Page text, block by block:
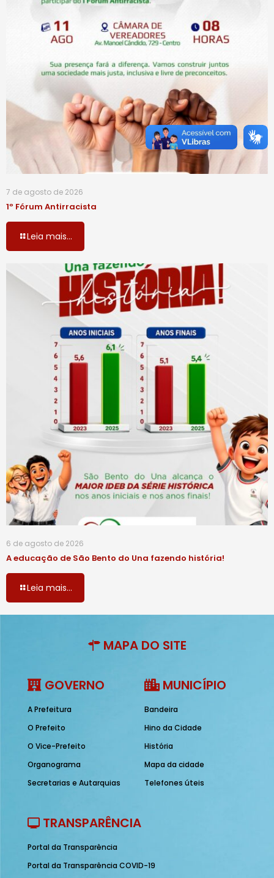
7 de agosto de 2026
1º Fórum Antirracista
Leia mais...
6 de agosto de 2026
A educação de São Bento do Una fazendo história!
Leia mais...
MAPA DO SITE
GOVERNO
A Prefeitura
O Prefeito
O Vice-Prefeito
Organograma
Secretarias e Autarquias
MUNICÍPIO
Bandeira
Hino da Cidade
História
Mapa da cidade
Telefones úteis
TRANSPARÊNCIA
Portal da Transparência
Portal da Transparência COVID-19